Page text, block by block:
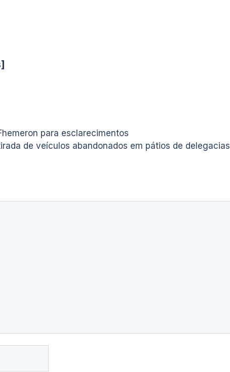
para esclarecimentos
de veículos abandonados em pátios de delegacias